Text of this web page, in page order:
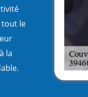
tout le
la